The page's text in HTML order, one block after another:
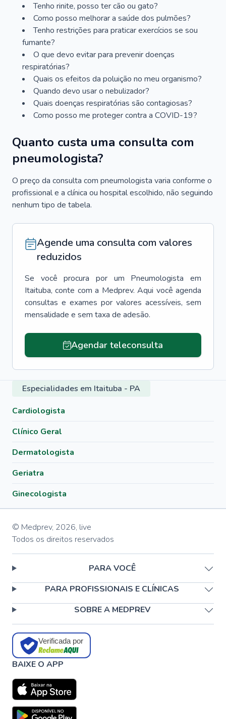
Tenho rinite, posso ter cão ou gato?
Como posso melhorar a saúde dos pulmões?
Tenho restrições para praticar exercícios se sou
fumante?
O que devo evitar para prevenir doenças
respiratórias?
Quais os efeitos da poluição no meu organismo?
Quando devo usar o nebulizador?
Quais doenças respiratórias são contagiosas?
Como posso me proteger contra a COVID-19?
Quanto custa uma consulta com
pneumologista?
O preço da consulta com pneumologista varia conforme o
profissional e a clínica ou hospital escolhido, não seguindo
nenhum tipo de tabela.
Agende uma consulta com valores
reduzidos
Se você procura por um Pneumologista
em
Itaituba, conte com a Medprev. Aqui você agenda
consultas e exames por valores acessíveis, sem
mensalidade e sem taxa de adesão.
Agendar teleconsulta
Especialidades em Itaituba - PA
Cardiologista
Clínico Geral
Dermatologista
Geriatra
Ginecologista
© Medprev, 2026, live
Todos os direitos reservados
PARA VOCÊ
PARA PROFISSIONAIS E CLÍNICAS
SOBRE A MEDPREV
Verificada por
BAIXE O APP